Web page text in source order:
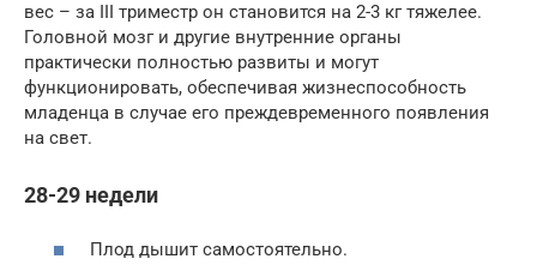
вес – за III триместр он становится на 2-3 кг тяжелее.
Головной мозг и другие внутренние органы
практически полностью развиты и могут
функционировать, обеспечивая жизнеспособность
младенца в случае его преждевременного появления
на свет.
28-29 недели
Плод дышит самостоятельно.